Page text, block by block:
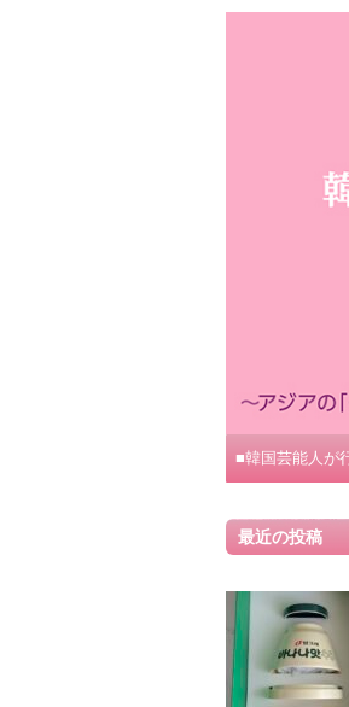
■韓国芸能人が
最近の投稿